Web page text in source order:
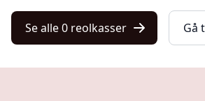
Se alle 0 reolkasser Gå